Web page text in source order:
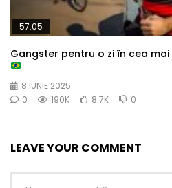
57:05
Gangster pentru o zi în cea
8 IUNIE 2025
0
190K 8.7K 0
LEAVE YOUR COMMENT